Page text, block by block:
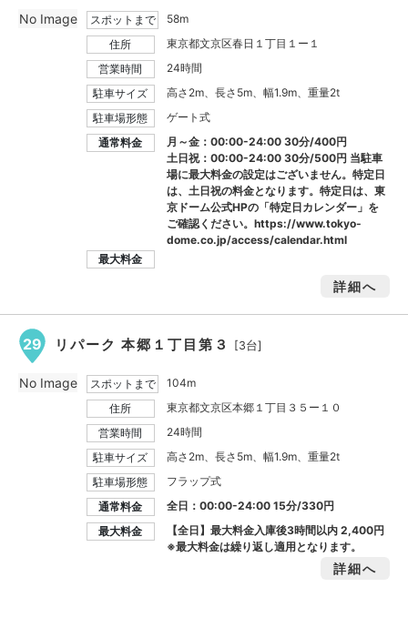
スポットまで
58m
住所
東京都文京区春日１丁目１ー１
営業時間
24時間
駐車サイズ
高さ2m、長さ5m、幅1.9m、重量2t
駐車場形態
ゲート式
通常料金
月～金：00:00-24:00 30分/400円
土日祝：00:00-24:00 30分/500円 当駐車
場に最大料金の設定はございません。特定日
は、土日祝の料金となります。特定日は、東
京ドーム公式HPの「特定日カレンダー」を
ご確認ください。https://www.tokyo-
dome.co.jp/access/calendar.html
最大料金
詳細へ
No Image
29 リパーク 本郷１丁目第３ [3台]
スポットまで
104m
住所
東京都文京区本郷１丁目３５ー１０
営業時間
24時間
駐車サイズ
高さ2m、長さ5m、幅1.9m、重量2t
駐車場形態
フラップ式
通常料金
全日：00:00-24:00 15分/330円
最大料金
【全日】最大料金入庫後3時間以内2,400円
※最大料金は繰り返し適用となります。
詳細へ
No Image